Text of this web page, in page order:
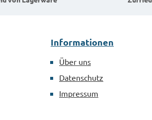
kompromisslose
verzinkt nach DIN 3126Informationen
Über uns
Datenschutz
Impressum